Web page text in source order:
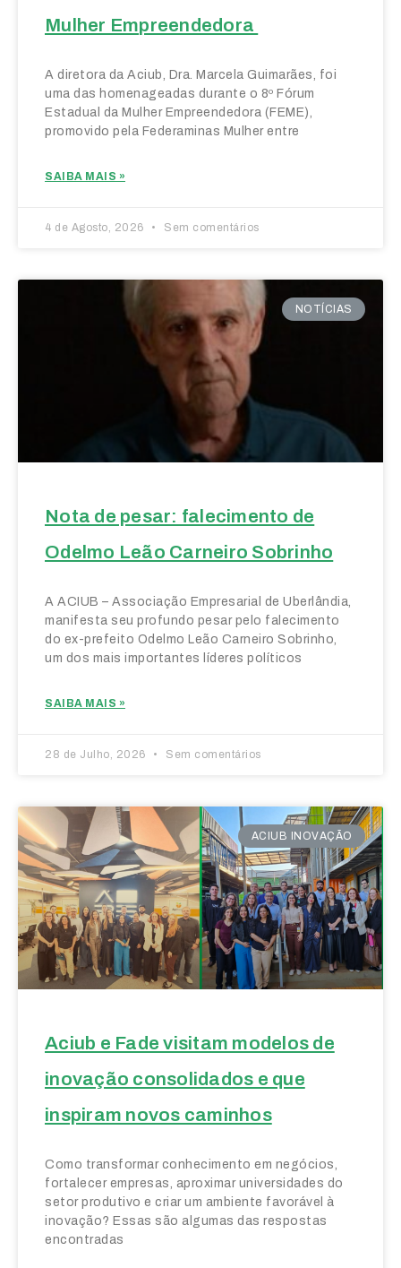
Mulher Empreendedora
A diretora da Aciub, Dra. Marcela Guimarães, foi
uma das homenageadas durante o 8º Fórum
Estadual da Mulher Empreendedora (FEME),
promovido pela Federaminas Mulher entre
SAIBA MAIS »
4 de Agosto, 2026 Sem comentários
NOTÍCIAS
Nota de pesar: falecimento de
Odelmo Leão Carneiro Sobrinho
A ACIUB – Associação Empresarial de Uberlândia,
manifesta seu profundo pesar pelo falecimento
do ex-prefeito Odelmo Leão Carneiro Sobrinho,
um dos mais importantes líderes políticos
SAIBA MAIS »
28 de Julho, 2026 Sem comentários
ACIUB INOVAÇÃO
Aciub e Fade visitam modelos de
inovação consolidados e que
inspiram novos caminhos
Como transformar conhecimento em negócios,
fortalecer empresas, aproximar universidades do
setor produtivo e criar um ambiente favorável à
inovação? Essas são algumas das respostas
encontradas